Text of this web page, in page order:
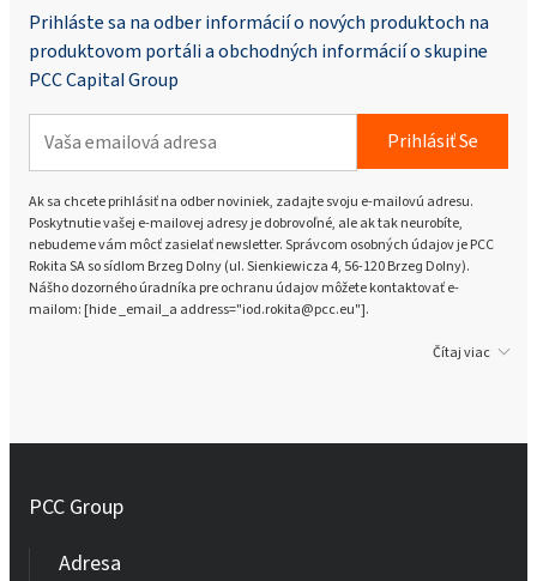
Rokopol® RF2000 (polyéterpolyol)
Rokopol® RF551 (polyéterpolyol)
Rokopol® V700 (polyéterpolyol)
Rokopol iCan 2432
Rokopol® iCan 4100
Prihláste sa na odber informácií o nových produktoch na
produktovom portáli a obchodných informácií o skupine
PCC Capital Group
Prihlásiť Se
Ak sa chcete prihlásiť na odber noviniek, zadajte svoju e-mailovú adresu.
Poskytnutie vašej e-mailovej adresy je dobrovoľné, ale ak tak neurobíte,
nebudeme vám môcť zasielať newsletter. Správcom osobných údajov je PCC
Rokita SA so sídlom Brzeg Dolny (ul. Sienkiewicza 4, 56-120 Brzeg Dolny).
Nášho dozorného úradníka pre ochranu údajov môžete kontaktovať e-
mailom: [hide _email_a address="iod.rokita@pcc.eu"].
Čítaj viac
PCC Group
Adresa